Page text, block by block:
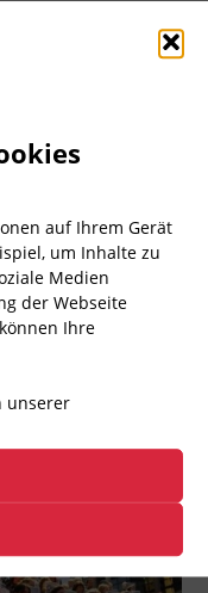
auf Ihrem Gerät
um Inhalte zu
Medien
der Webseite
Ihre
unserer